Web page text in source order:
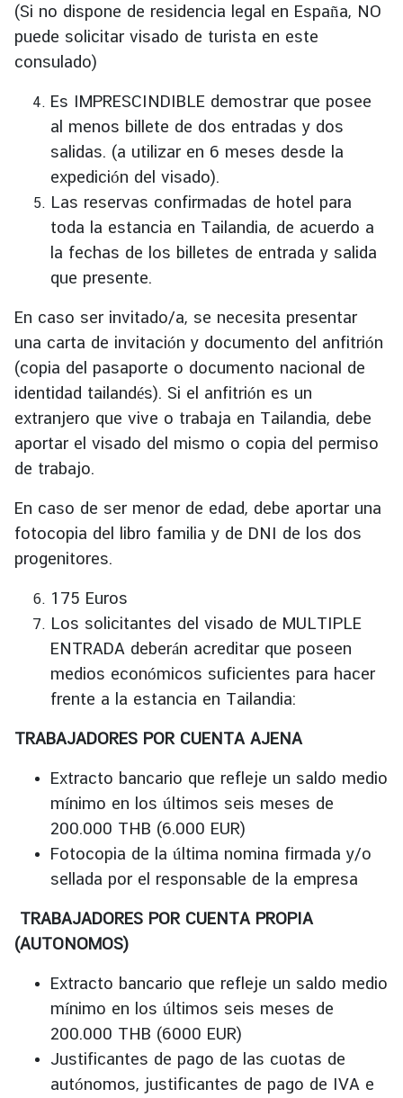
(Si no dispone de residencia legal en España, NO
puede solicitar visado de turista en este
consulado)
Es IMPRESCINDIBLE demostrar que posee
al menos billete de dos entradas y dos
salidas. (a utilizar en 6 meses desde la
expedición del visado).
Las reservas confirmadas de hotel para
toda la estancia en Tailandia, de acuerdo a
la fechas de los billetes de entrada y salida
que presente.
En caso ser invitado/a, se necesita presentar
una carta de invitación y documento del anfitrión
(copia del pasaporte o documento nacional de
identidad tailandés). Si el anfitrión es un
extranjero que vive o trabaja en Tailandia, debe
aportar el visado del mismo o copia del permiso
de trabajo.
En caso de ser menor de edad, debe aportar una
fotocopia del libro familia y de DNI de los dos
progenitores.
175 Euros
Los solicitantes del visado de MULTIPLE
ENTRADA deberán acreditar que poseen
medios económicos suficientes para hacer
frente a la estancia en Tailandia:
TRABAJADORES POR CUENTA AJENA
Extracto bancario que refleje un saldo medio
mínimo en los últimos seis meses de
200.000 THB (6.000 EUR)
Fotocopia de la última nomina firmada y/o
sellada por el responsable de la empresa
TRABAJADORES POR CUENTA PROPIA
(AUTONOMOS)
Extracto bancario que refleje un saldo medio
mínimo en los últimos seis meses de
200.000 THB (6000 EUR)
Justificantes de pago de las cuotas de
autónomos, justificantes de pago de IVA e